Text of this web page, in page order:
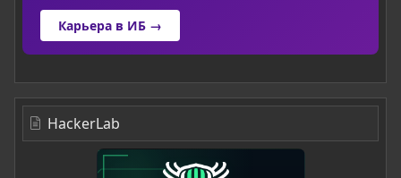
Карьера в ИБ →
HackerLab